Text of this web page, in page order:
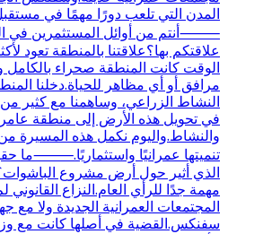
المدن التي تلعب دورًا مهمًا في
⸻أنتم من أوائل المستثمرين في
الوقت كانت المنطقة صحراء بالكامل
مرافق أو أي مظاهر للحياة.دخلنا
النشاط الزراعي، وساهمنا مع كثير
في تحويل هذه الأرض إلى منطقة
والنشاط.واليوم نكمل هذه المسيرة
تنميتها عمرانيًا واستثماريًا.⸻ما
الذي أثير حول أرض مشروع
مهمة جدًا للرأي العام.النزاع القانوني
المجتمعات العمرانية الجديدة ولا مع
سفنكس.القضية في أصلها كانت مع